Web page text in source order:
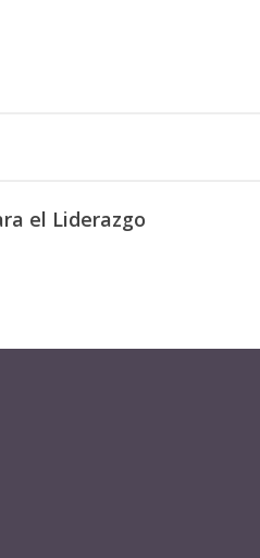
el Liderazgo